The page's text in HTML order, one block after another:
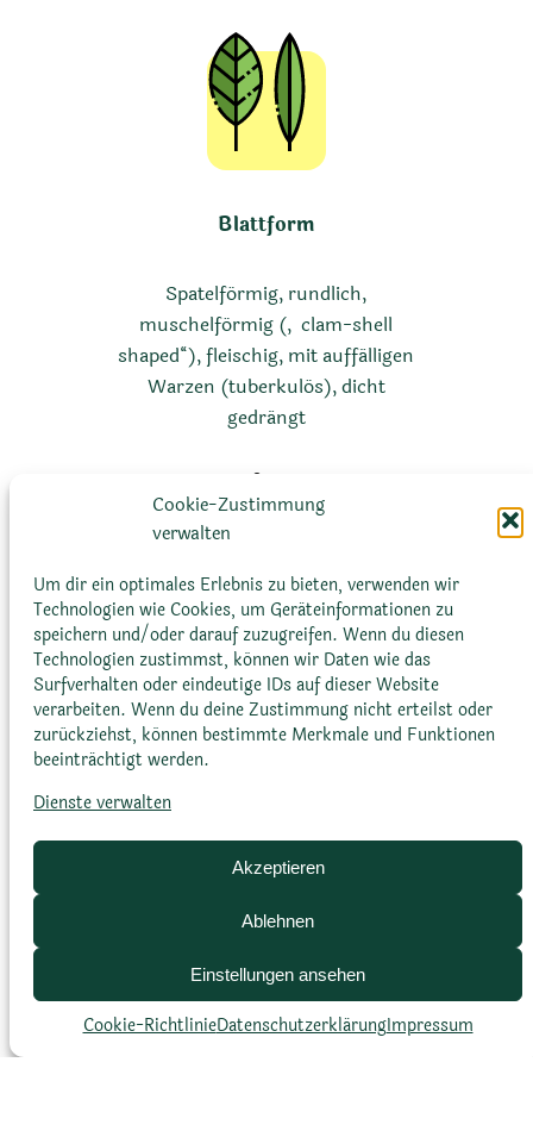
Cookie-Zustimmung
verwalten
Um dir ein optimales Erlebnis zu bieten, verwenden wir
Technologien wie Cookies, um Geräteinformationen zu
speichern und/oder darauf zuzugreifen. Wenn du diesen
Technologien zustimmst, können wir Daten wie das
Surfverhalten oder eindeutige IDs auf dieser Website
verarbeiten. Wenn du deine Zustimmung nicht erteilst oder
zurückziehst, können bestimmte Merkmale und Funktionen
beeinträchtigt werden.
Dienste verwalten
Akzeptieren
Ablehnen
Einstellungen ansehen
Cookie-RichtlinieDatenschutz­erklärungImpressum
Blattform
Spatelförmig, rundlich,
muschelförmig („clam-shell
shaped“), fleischig, mit auffälligen
Warzen (tuberkulös), dicht
gedrängt
Blütenfarbe
Magenta bis pink, selten gelb
Blütenform